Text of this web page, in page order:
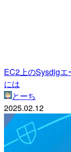
EC2上のSysdigエ
には
とーち
2025.02.12